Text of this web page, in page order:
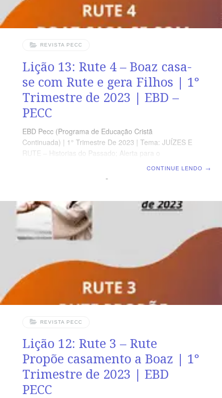
REVISTA PECC
Lição 13: Rute 4 – Boaz casa-
se com Rute e gera Filhos | 1°
Trimestre de 2023 | EBD –
PECC
EBD Pecc (Programa de Educação Cristã
Continuada) | 1° Trimestre De 2023 | Tema: JUÍZES E
RUTE – Historias do Passado; Alerta para o
será teu resgatador; e seja afamado em Israel o nome
deste.” Rt 4.14 Leitura Bíblica Com Todos Rute 4.1-22
Verdade Prática Deus tem o mundo em suas mãos e os
CONTINUE LENDO →
REVISTA PECC
Lição 12: Rute 3 – Rute
Propõe casamento a Boaz | 1°
Trimestre de 2023 | EBD
PECC